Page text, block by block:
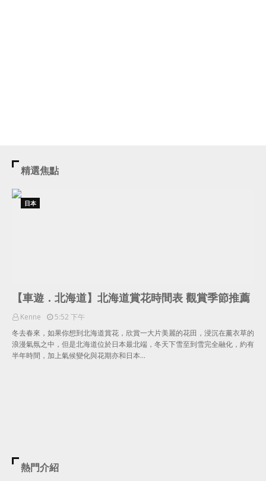
精選焦點
日本
【車遊．北海道】北海道賞花時間表 觀賞季節推薦
Kenne
5:52 下午
冬去春來，如果你想到北海道賞花，欣賞一大片美麗的花田，浸沉在薰衣草的
浪漫氣氛之中，但是北海道位於日本最北端，冬天下雪至到雪完全融化，約有
半年時間，加上氣候變化與花期亦和日本…
熱門介紹